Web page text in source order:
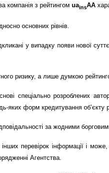
компанія з рейтингом uainsAA
основних рівнів.
у випадку появи нової
ризику, а лише думкою
спеціально розроблених
яких форм кредитування об’єкту
за жодними
перевірок інформації і
Агентства.